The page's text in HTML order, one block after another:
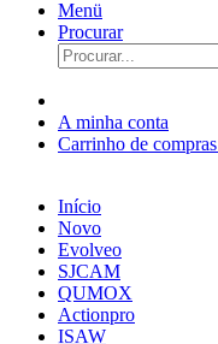
Menü
Procurar
A minha conta
Carrinho de compras
Início
Novo
Evolveo
SJCAM
QUMOX
Actionpro
ISAW